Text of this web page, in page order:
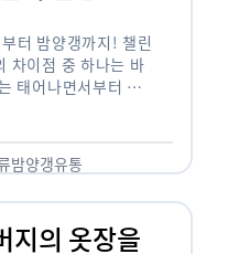
터 밤양갱까지! 챌린
차이점 중 하나는 바
태어나면서부터 디
밤양갱유통
지의 옷장을